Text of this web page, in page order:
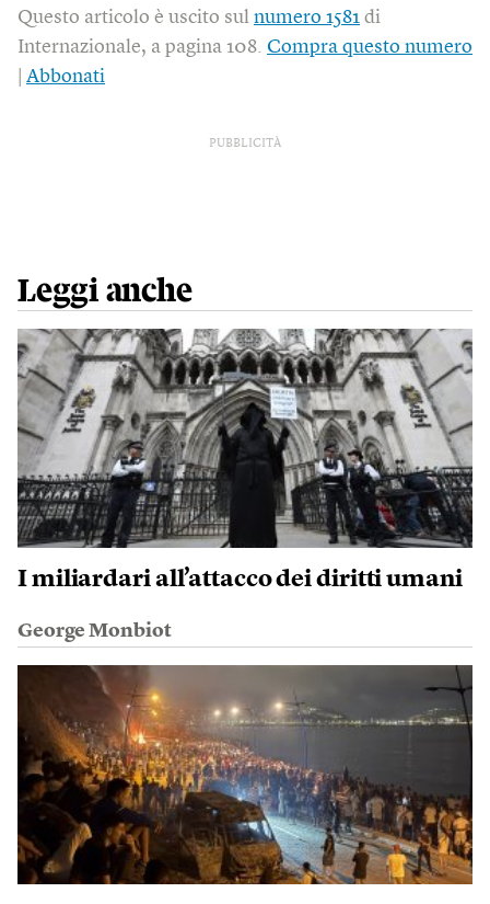
Questo articolo è uscito sul numero 1581 di
Internazionale, a pagina 108. Compra questo numero
Abbonati
PUBBLICITÀ
Leggi anche
I miliardari all’attacco dei diritti umani
George Monbiot